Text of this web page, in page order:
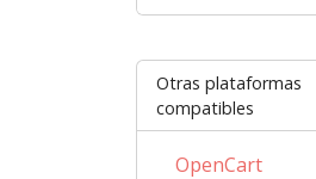
Otras plataformas
compatibles
OpenCart